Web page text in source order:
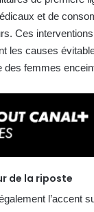
et de
Ces
les causes
des femmes
de la riposte
l’accent